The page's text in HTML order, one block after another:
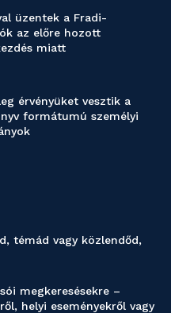
üzentek a Fradi-
az előre hozott
miatt
érvényüket vesztik a
formátumú személyi
témád vagy közlendőd,
megkeresésekre –
helyi eseményekről vagy